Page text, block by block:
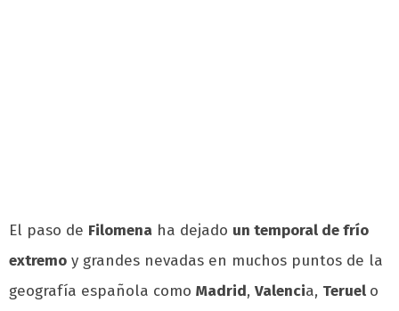
El paso de Filomena ha dejado un temporal de frío
extremo y grandes nevadas en muchos puntos de la
geografía española como Madrid, Valencia, Teruel o